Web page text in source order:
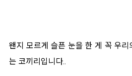
왠지 모르게 슬픈 눈을 한 게 꼭 우리
는 코끼리입니다..